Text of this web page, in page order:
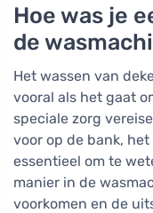
Hoe was je
de
Het wassen van
vooral als het gaat
speciale zorg
voor op de bank,
essentieel om te
manier in de
voorkomen en de